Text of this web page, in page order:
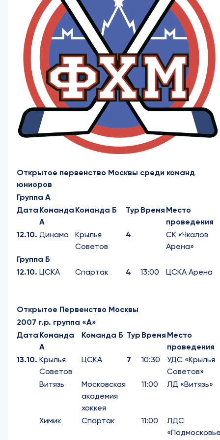
Открытое первенство Москвы среди команд
юниоров
Группа А
Дата Команда
А
Команда Б Тур Время Место
проведения
12.10. Динамо
Крылья
Советов
4
СК «Чкалов
Арена»
Группа Б
12.10. ЦСКА Спартак 4 13:00 ЦСКА Арена
Открытое Первенство Москвы
2007 г.р. группа «А»
Дата Команда
А
Команда Б Тур Время Место
проведения
13.10. Крылья
Советов
ЦСКА 7 10:30
УДС «Крылья
Советов»
Витязь
Московская
академия
хоккея
11:00 ЛД «Витязь»
Химик Спартак 11:00
ЛДС